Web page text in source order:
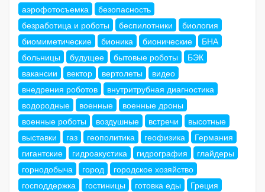
аэрофотосъемка
безопасность
безработица и роботы
беспилотники
биология
биомиметические
бионика бионические
БНА
больницы
будущее бытовые роботы
БЭК
вакансии
вектор вертолеты
видео
внедрения роботов
внутритрубная диагностика
водородные
военные
военные дроны
военные роботы
воздушные встречи
высотные
выставки
газ геополитика геофизика
Германия
гигантские
гидроакустика гидрография
глайдеры
горнодобыча
город
городское хозяйство
господдержка
гостиницы готовка еды
Греция